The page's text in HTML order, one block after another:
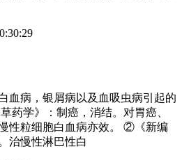
血病，银屑病以及血吸虫病引起的
药学》：制癌，消结。对胃癌、
性粒细胞白血病亦效。 ②《新编
治慢性淋巴性白